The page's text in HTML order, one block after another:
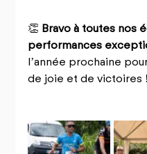
👏 Bravo à toutes nos
performances
l’année prochaine
de joie et de victoires !